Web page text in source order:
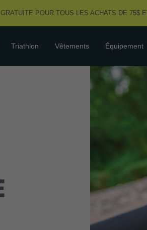
POUR TOUS LES ACHATS DE 75$
Triathlon Vêtements Équipement